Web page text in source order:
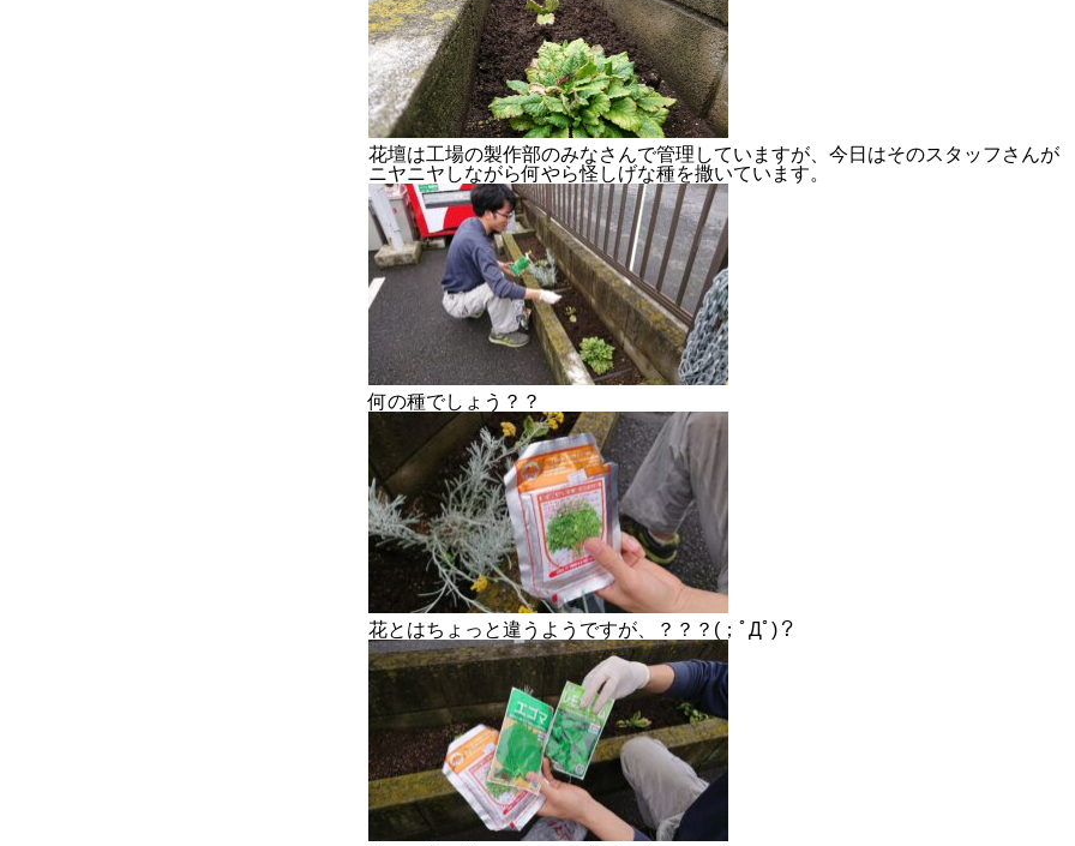
2023年度
BLOG BUSINESS RECRUIT CONTACT
花壇は工場の製作部のみなさんで管理していますが、今日はそのスタッフさんが
ニヤニヤしながら何やら怪しげな種を撒いています。
何の種でしょう？？
花とはちょっと違うようですが、？？？(；ﾟДﾟ)？